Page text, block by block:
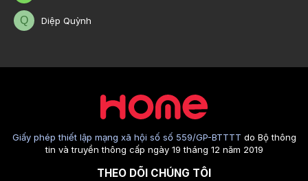
Q Diệp Quỳnh
Giấy phép thiết lập mạng xã hội số số 559/GP-BTTTT do Bộ thông
tin và truyền thông cấp ngày 19 tháng 12 năm 2019
THEO DÕI CHÚNG TÔI